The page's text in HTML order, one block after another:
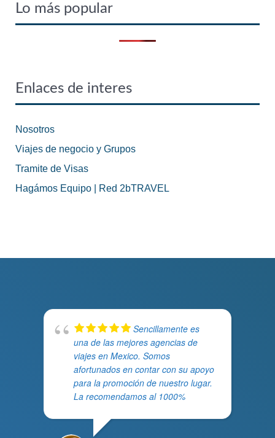
Lo más popular
Enlaces de interes
Nosotros
Viajes de negocio y Grupos
Tramite de Visas
Hagámos Equipo | Red 2bTRAVEL
Sencillamente es
una de las mejores agencias de
viajes en Mexico. Somos
afortunados en contar con su apoyo
para la promoción de nuestro lugar.
La recomendamos al 1000%